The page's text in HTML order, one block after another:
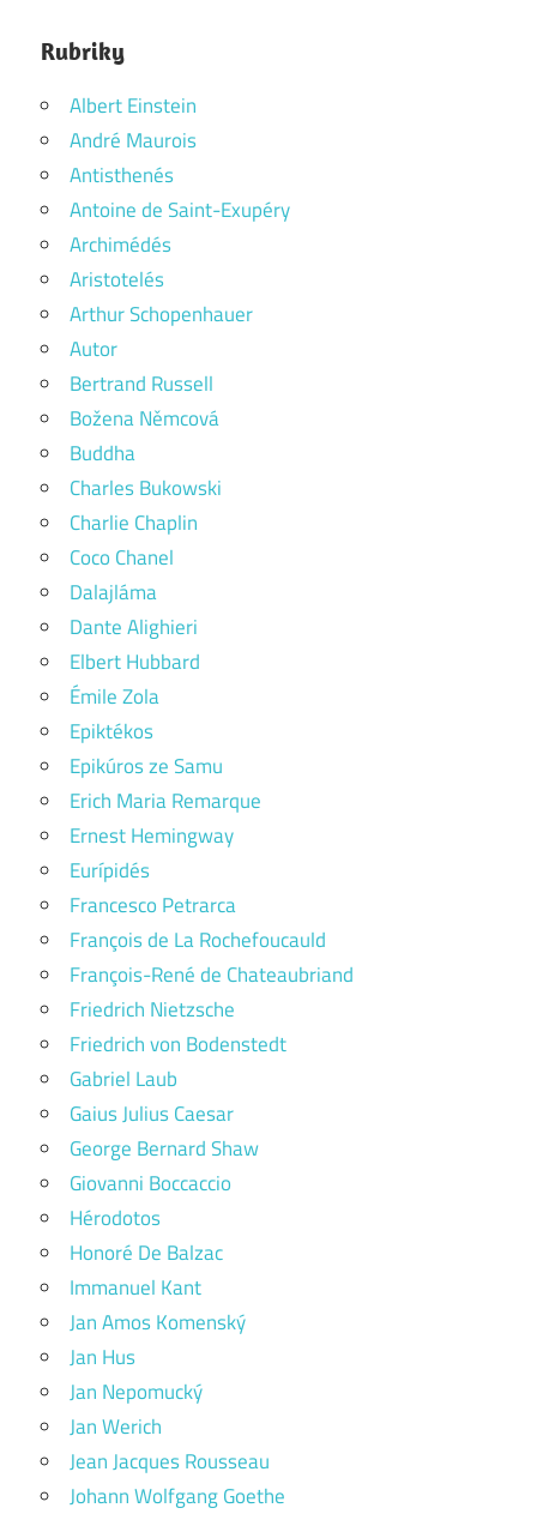
Rubriky
Albert Einstein
André Maurois
Antisthenés
Antoine de Saint-Exupéry
Archimédés
Aristotelés
Arthur Schopenhauer
Autor
Bertrand Russell
Božena Němcová
Buddha
Charles Bukowski
Charlie Chaplin
Coco Chanel
Dalajláma
Dante Alighieri
Elbert Hubbard
Émile Zola
Epiktékos
Epikúros ze Samu
Erich Maria Remarque
Ernest Hemingway
Eurípidés
Francesco Petrarca
François de La Rochefoucauld
François-René de Chateaubriand
Friedrich Nietzsche
Friedrich von Bodenstedt
Gabriel Laub
Gaius Julius Caesar
George Bernard Shaw
Giovanni Boccaccio
Hérodotos
Honoré De Balzac
Immanuel Kant
Jan Amos Komenský
Jan Hus
Jan Nepomucký
Jan Werich
Jean Jacques Rousseau
Johann Wolfgang Goethe